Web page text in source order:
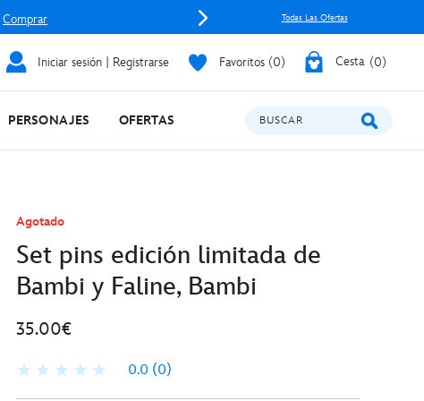
Comprar Todas Las Ofertas
Iniciar sesión | Registrarse Favoritos 0 Cesta 0
PERSONAJES OFERTAS BUSCAR
Agotado
Set pins edición limitada de
Bambi y Faline, Bambi
35.00€
0.0 (0)